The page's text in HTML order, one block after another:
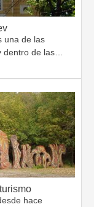
una de las
dentro de las…
hace